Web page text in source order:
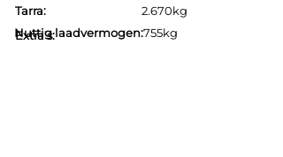
Tarra:
2.670kg
Nuttig laadvermogen:755kg
Extra's: